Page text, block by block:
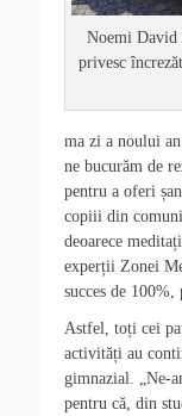
Noemi David
privesc
ma zi a noului
ne bucurăm de
pentru a oferi
copiii din
deoarece
experții Zonei
succes de
Astfel, toți cei
activități au
gimnazial. „Ne-
pentru că, din